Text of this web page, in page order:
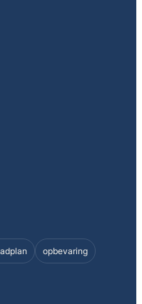
opbevaring